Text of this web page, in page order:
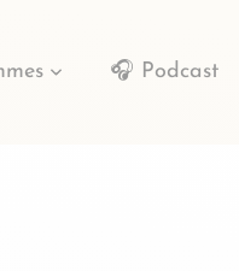
🎧 Podcast